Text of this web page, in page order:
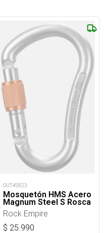
OUT45823
Mosquetón HMS Acero
Magnum Steel S Rosca
Rock Empire
$ 25.990